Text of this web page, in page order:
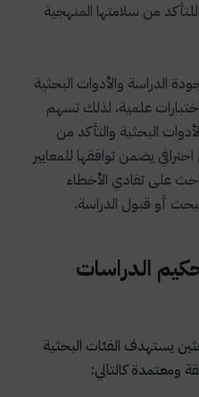
من سلامتها المنهجية
الدراسة والأدوات البحثية
علمية، لذلك تسهم
البحثية والتأكد من
يضمن توافقها للمعايير
على تفادي الأخطاء
أو قبول الدراسة.
الدراسات
يستهدف الفئات البحثية
ومعتمدة كالتالي: